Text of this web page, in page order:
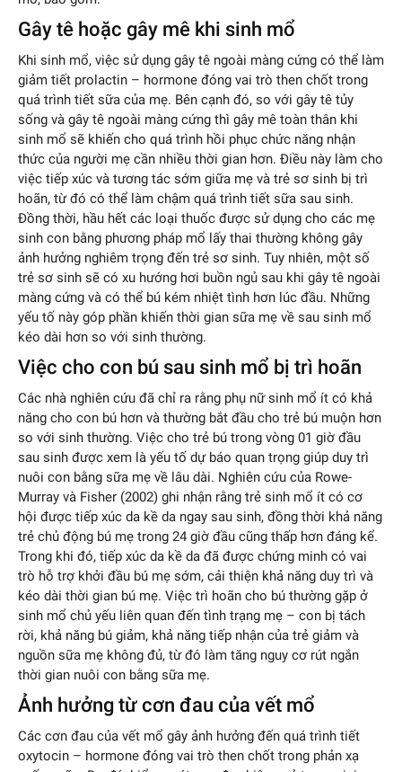
Gây tê hoặc gây mê khi sinh mổ
Khi sinh mổ, việc sử dụng gây tê ngoài màng cứng có thể làm
giảm tiết prolactin – hormone đóng vai trò then chốt trong
quá trình tiết sữa của mẹ. Bên cạnh đó, so với gây tê tủy
sống và gây tê ngoài màng cứng thì gây mê toàn thân khi
sinh mổ sẽ khiến cho quá trình hồi phục chức năng nhận
thức của người mẹ cần nhiều thời gian hơn. Điều này làm cho
việc tiếp xúc và tương tác sớm giữa mẹ và trẻ sơ sinh bị trì
hoãn, từ đó có thể làm chậm quá trình tiết sữa sau sinh.
Đồng thời, hầu hết các loại thuốc được sử dụng cho các mẹ
sinh con bằng phương pháp mổ lấy thai thường không gây
ảnh hưởng nghiêm trọng đến trẻ sơ sinh. Tuy nhiên, một số
trẻ sơ sinh sẽ có xu hướng hơi buồn ngủ sau khi gây tê ngoài
màng cứng và có thể bú kém nhiệt tình hơn lúc đầu. Những
yếu tố này góp phần khiến thời gian sữa mẹ về sau sinh mổ
kéo dài hơn so với sinh thường.
Việc cho con bú sau sinh mổ bị trì hoãn
Các nhà nghiên cứu đã chỉ ra rằng phụ nữ sinh mổ ít có khả
năng cho con bú hơn và thường bắt đầu cho trẻ bú muộn hơn
so với sinh thường. Việc cho trẻ bú trong vòng 01 giờ đầu
sau sinh được xem là yếu tố dự báo quan trọng giúp duy trì
nuôi con bằng sữa mẹ về lâu dài. Nghiên cứu của Rowe-
Murray và Fisher (2002) ghi nhận rằng trẻ sinh mổ ít có cơ
hội được tiếp xúc da kề da ngay sau sinh, đồng thời khả năng
trẻ chủ động bú mẹ trong 24 giờ đầu cũng thấp hơn đáng kể.
Trong khi đó, tiếp xúc da kề da đã được chứng minh có vai
trò hỗ trợ khởi đầu bú mẹ sớm, cải thiện khả năng duy trì và
kéo dài thời gian bú mẹ. Việc trì hoãn cho bú thường gặp ở
sinh mổ chủ yếu liên quan đến tình trạng mẹ – con bị tách
rời, khả năng bú giảm, khả năng tiếp nhận của trẻ giảm và
nguồn sữa mẹ không đủ, từ đó làm tăng nguy cơ rút ngắn
thời gian nuôi con bằng sữa mẹ.
Ảnh hưởng từ cơn đau của vết mổ
Các cơn đau của vết mổ gây ảnh hưởng đến quá trình tiết
oxytocin – hormone đóng vai trò then chốt trong phản xạ